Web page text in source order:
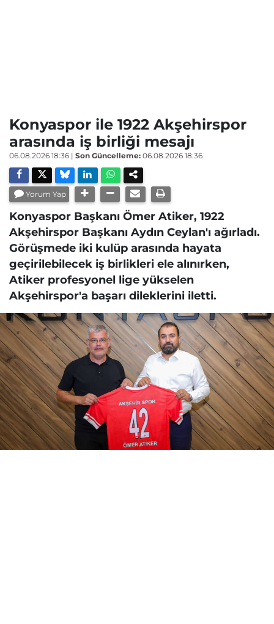
Konyaspor ile 1922 Akşehirspor
arasında iş birliği mesajı
06.08.2026 18:36 | Son Güncelleme: 06.08.2026 18:36
Yorum Yap
Konyaspor Başkanı Ömer Atiker, 1922
Akşehirspor Başkanı Aydın Ceylan'ı ağırladı.
Görüşmede iki kulüp arasında hayata
geçirilebilecek iş birlikleri ele alınırken,
Atiker profesyonel lige yükselen
Akşehirspor'a başarı dileklerini iletti.